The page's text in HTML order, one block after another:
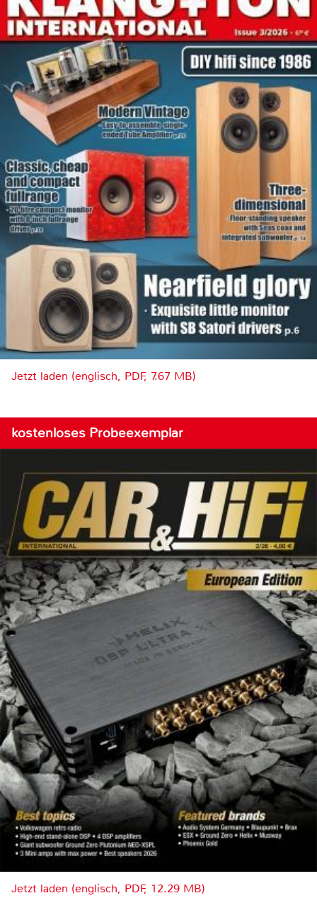
Jetzt laden (englisch, PDF, 7.67 MB)
kostenloses Probeexemplar
Jetzt laden (englisch, PDF, 12.29 MB)